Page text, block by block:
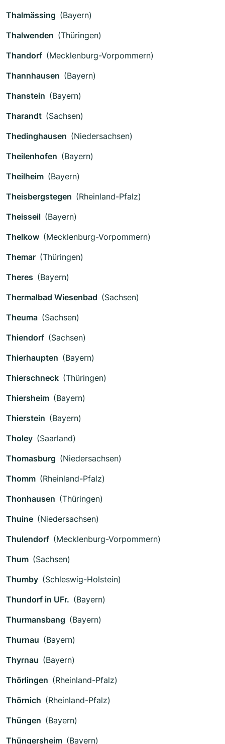
Thalmässing (Bayern)
Thalwenden (Thüringen)
Thandorf (Mecklenburg-Vorpommern)
Thannhausen (Bayern)
Thanstein (Bayern)
Tharandt (Sachsen)
Thedinghausen (Niedersachsen)
Theilenhofen (Bayern)
Theilheim (Bayern)
Theisbergstegen (Rheinland-Pfalz)
Theisseil (Bayern)
Thelkow (Mecklenburg-Vorpommern)
Themar (Thüringen)
Theres (Bayern)
Thermalbad Wiesenbad (Sachsen)
Theuma (Sachsen)
Thiendorf (Sachsen)
Thierhaupten (Bayern)
Thierschneck (Thüringen)
Thiersheim (Bayern)
Thierstein (Bayern)
Tholey (Saarland)
Thomasburg (Niedersachsen)
Thomm (Rheinland-Pfalz)
Thonhausen (Thüringen)
Thuine (Niedersachsen)
Thulendorf (Mecklenburg-Vorpommern)
Thum (Sachsen)
Thumby (Schleswig-Holstein)
Thundorf in UFr. (Bayern)
Thurmansbang (Bayern)
Thurnau (Bayern)
Thyrnau (Bayern)
Thörlingen (Rheinland-Pfalz)
Thörnich (Rheinland-Pfalz)
Thüngen (Bayern)
Thüngersheim (Bayern)